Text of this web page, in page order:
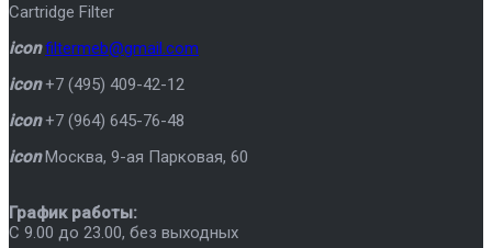
Cartridge Filter
icon filtermeb@gmail.com
icon +7 (495) 409-42-12
icon +7 (964) 645-76-48
icon Москва, 9-ая Парковая, 60
График работы:
C 9.00 до 23.00, без выходных